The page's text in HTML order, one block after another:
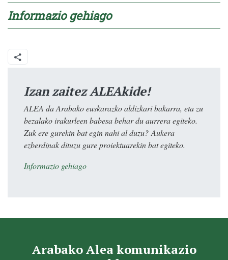
Informazio gehiago
Izan zaitez ALEAkide!
ALEA da Arabako euskarazko aldizkari bakarra, eta zu
bezalako irakurleen babesa behar du aurrera egiteko.
Zuk ere gurekin bat egin nahi al duzu? Aukera
ezberdinak dituzu gure proiektuarekin bat egiteko.
Informazio gehiago
Arabako Alea komunikazio